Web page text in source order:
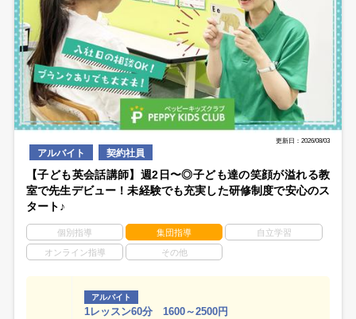
更新日：2026/08/03
アルバイト 契約社員
【子ども英会話講師】週2日〜◎子ども達の笑顔が溢れる教
室で先生デビュー！未経験でも充実した研修制度で安心のス
タート♪
個別指導 集団指導 自立学習
オンライン指導 その他
アルバイト
1レッスン60分 1600～2500円